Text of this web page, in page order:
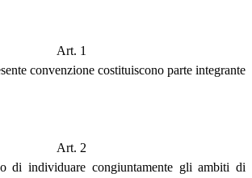
Art. 1
convenzione costituiscono parte integrante
Art. 2
di individuare congiuntamente gli ambiti di